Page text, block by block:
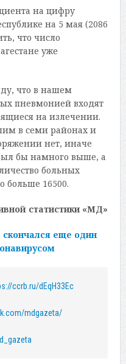
на цифру
на 5 мая (2086
что число
уже
что в нашем
пневмонией входят
на излечении.
в семи районах и
нет, иначе
бы намного выше, а
больных
больше 16500.
статистики «МД»
скончался еще один
ccrb.ru/dEqH33Ec
mdgazeta/